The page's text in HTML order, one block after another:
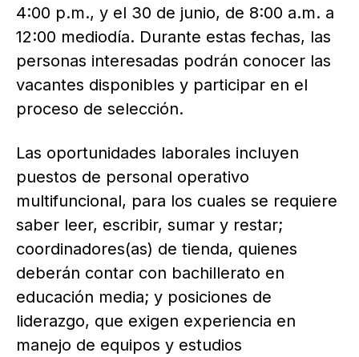
4:00 p.m., y el 30 de junio, de 8:00 a.m. a
12:00 mediodía. Durante estas fechas, las
personas interesadas podrán conocer las
vacantes disponibles y participar en el
proceso de selección.
Las oportunidades laborales incluyen
puestos de personal operativo
multifuncional, para los cuales se requiere
saber leer, escribir, sumar y restar;
coordinadores(as) de tienda, quienes
deberán contar con bachillerato en
educación media; y posiciones de
liderazgo, que exigen experiencia en
manejo de equipos y estudios